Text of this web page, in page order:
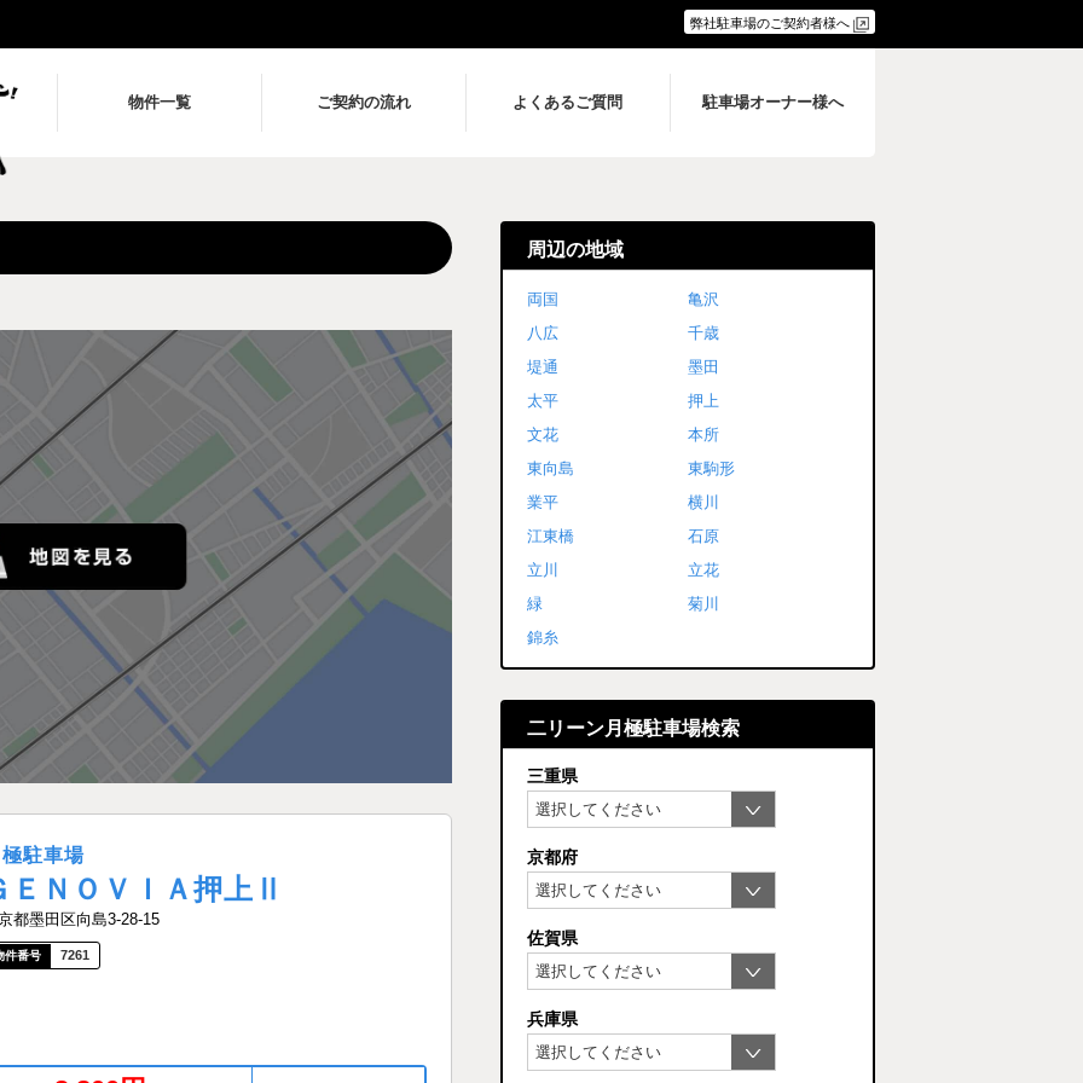
弊社駐車場のご契約者様へ
物件一覧 ご契約の流れ よくあるご質問 駐車場オーナー様へ
駐車場
ＥＮＯＶＩＡ押上Ⅱ
都墨田区向島3-28-15
7261
周辺の地域
両国
亀沢
八広
千歳
堤通
墨田
太平
押上
文花
本所
東向島
東駒形
業平
横川
江東橋
石原
立川
立花
緑
菊川
錦糸
二リーン月極駐車場検索
三重県
京都府
佐賀県
兵庫県